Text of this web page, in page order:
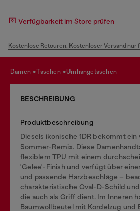
Verfügbarkeit im Store prüfen
Kostenlose Retouren. Kostenloser Versand nur
damen taschen umhangetaschen
BESCHREIBUNG
Produktbeschreibung
Diesels ikonische 1DR bekommt ein
Sommer-Remix. Diese
flexiblem TPU mit einem
'Gelee'-Finish und verfügt über
und passende Harzbeschläge –
charakteristische Oval-D-Schild
die auch als Griff dient. Im Inneren
Baumwollbeutel mit Kordelzug und